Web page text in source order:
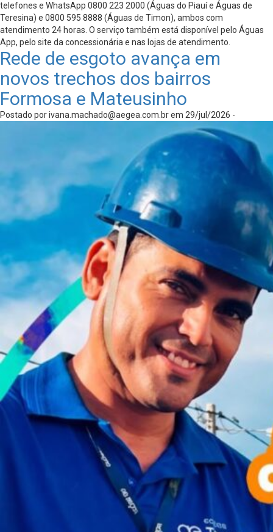
telefones e WhatsApp 0800 223 2000 (Águas do Piauí e Águas de
Teresina) e 0800 595 8888 (Águas de Timon), ambos com
atendimento 24 horas. O serviço também está disponível pelo Águas
App, pelo site da concessionária e nas lojas de atendimento.
Rede de esgoto avança em
novos trechos dos bairros
Formosa e Mateusinho
Postado porivana.machado@aegea.com.brem 29/jul/2026 -